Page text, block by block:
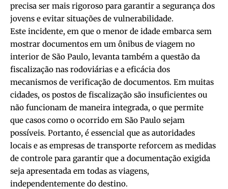
precisa ser mais rigoroso para garantir a segurança dos
jovens e evitar situações de vulnerabilidade.
Este incidente, em que o menor de idade embarca sem
mostrar documentos em um ônibus de viagem no
interior de São Paulo, levanta também a questão da
fiscalização nas rodoviárias e a eficácia dos
mecanismos de verificação de documentos. Em muitas
cidades, os postos de fiscalização são insuficientes ou
não funcionam de maneira integrada, o que permite
que casos como o ocorrido em São Paulo sejam
possíveis. Portanto, é essencial que as autoridades
locais e as empresas de transporte reforcem as medidas
de controle para garantir que a documentação exigida
seja apresentada em todas as viagens,
independentemente do destino.